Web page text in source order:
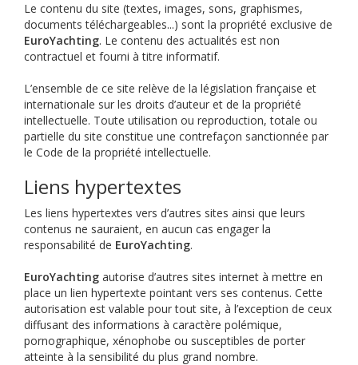
Le contenu du site (textes, images, sons, graphismes,
documents téléchargeables...) sont la propriété exclusive de
EuroYachting. Le contenu des actualités est non
contractuel et fourni à titre informatif.
L’ensemble de ce site relève de la législation française et
internationale sur les droits d’auteur et de la propriété
intellectuelle. Toute utilisation ou reproduction, totale ou
partielle du site constitue une contrefaçon sanctionnée par
le Code de la propriété intellectuelle.
Liens hypertextes
Les liens hypertextes vers d’autres sites ainsi que leurs
contenus ne sauraient, en aucun cas engager la
responsabilité de EuroYachting.
EuroYachting autorise d’autres sites internet à mettre en
place un lien hypertexte pointant vers ses contenus. Cette
autorisation est valable pour tout site, à l’exception de ceux
diffusant des informations à caractère polémique,
pornographique, xénophobe ou susceptibles de porter
atteinte à la sensibilité du plus grand nombre.